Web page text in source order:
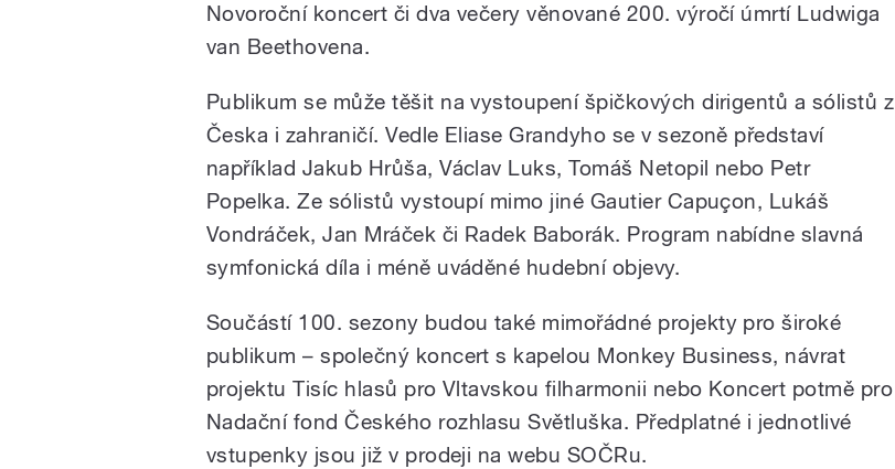
Novoroční koncert či dva večery věnované 200. výročí úmrtí Ludwiga
van Beethovena.
Publikum se může těšit na vystoupení špičkových dirigentů a sólistů z
Česka i zahraničí. Vedle Eliase Grandyho se v sezoně představí
například Jakub Hrůša, Václav Luks, Tomáš Netopil nebo Petr
Popelka. Ze sólistů vystoupí mimo jiné Gautier Capuçon, Lukáš
Vondráček, Jan Mráček či Radek Baborák. Program nabídne slavná
symfonická díla i méně uváděné hudební objevy.
Součástí 100. sezony budou také mimořádné projekty pro široké
publikum – společný koncert s kapelou Monkey Business, návrat
projektu Tisíc hlasů pro Vltavskou filharmonii nebo Koncert potmě pro
Nadační fond Českého rozhlasu Světluška. Předplatné i jednotlivé
vstupenky jsou již v prodeji na webu SOČRu.